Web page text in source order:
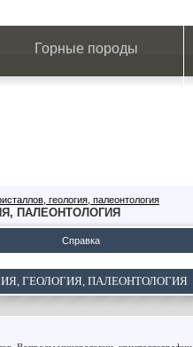
Горные породы
геология, палеонтология
ПАЛЕОНТОЛОГИЯ
Справка
ГЕОЛОГИЯ, ПАЛЕОНТОЛОГИЯ